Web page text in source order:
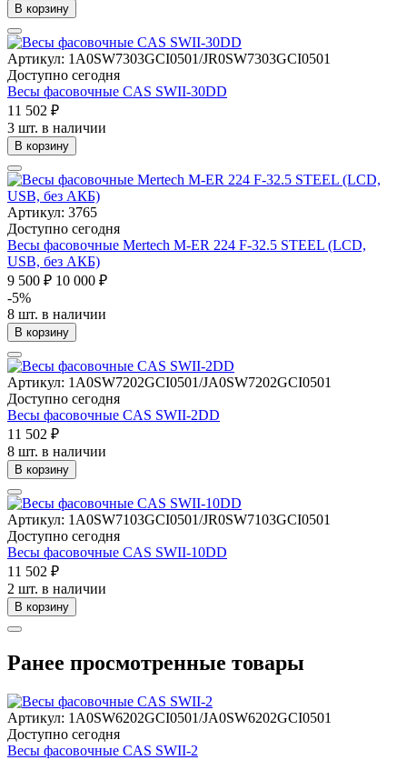
В корзину
Артикул: 1A0SW7303GCI0501/JR0SW7303GCI0501
Доступно сегодня
Весы фасовочные CAS SWII-30DD
11 502 ₽
3 шт. в наличии
В корзину
Артикул: 3765
Доступно сегодня
Весы фасовочные Mertech M-ER 224 F-32.5 STEEL (LCD,
USB, без АКБ)
9 500 ₽ 10 000 ₽
-5%
8 шт. в наличии
В корзину
Артикул: 1A0SW7202GCI0501/JA0SW7202GCI0501
Доступно сегодня
Весы фасовочные CAS SWII-2DD
11 502 ₽
8 шт. в наличии
В корзину
Артикул: 1A0SW7103GCI0501/JR0SW7103GCI0501
Доступно сегодня
Весы фасовочные CAS SWII-10DD
11 502 ₽
2 шт. в наличии
В корзину
Ранее просмотренные товары
Артикул: 1A0SW6202GCI0501/JA0SW6202GCI0501
Доступно сегодня
Весы фасовочные CAS SWII-2